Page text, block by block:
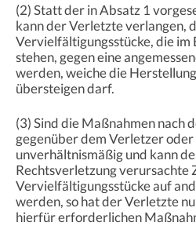
(2) Statt der in Absatz 1
kann der Verletzte verlangen,
Vervielfältigungsstücke, die im
stehen, gegen eine
werden, weiche die
übersteigen darf.
(3) Sind die Maßnahmen nach
gegenüber dem Verletzer
unverhältnismäßig und kann
Rechtsverletzung verursachte
Vervielfältigungsstücke auf
werden, so hat der Verletzte
hierfür erforderlichen